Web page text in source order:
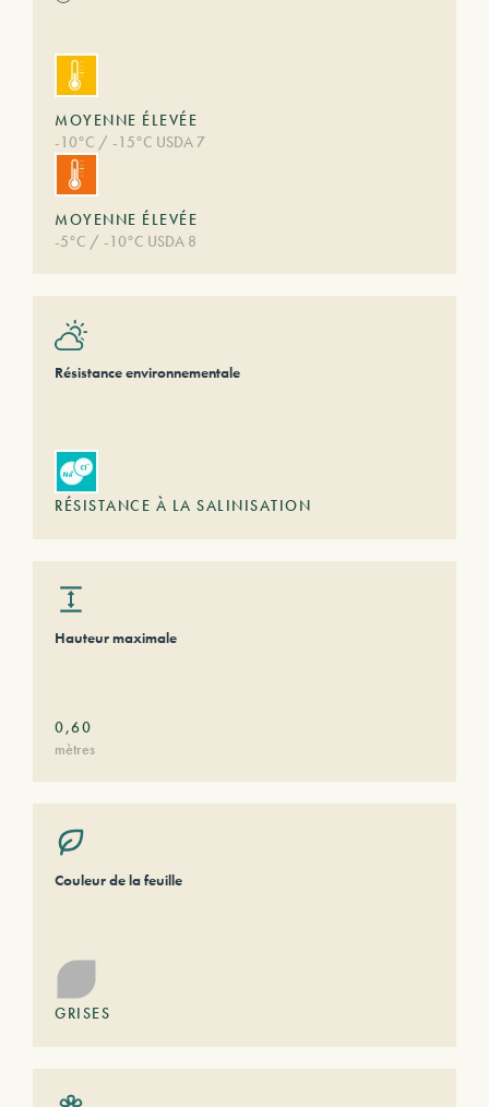
MOYENNE ÉLEVÉE
-10°C / -15°C USDA 7
MOYENNE ÉLEVÉE
-5°C / -10°C USDA 8
Résistance environnementale
RÉSISTANCE À LA SALINISATION
Hauteur maximale
0,60
mètres
Couleur de la feuille
GRISES